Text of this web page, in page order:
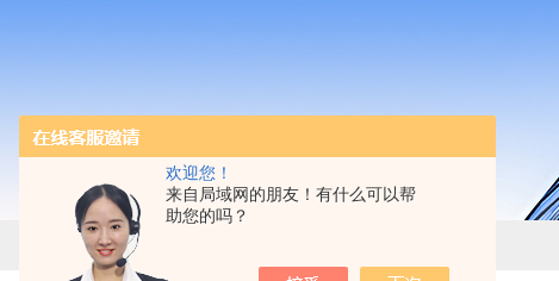
欢迎您！
来自局域网的朋友！有什么可以帮
助您的吗？